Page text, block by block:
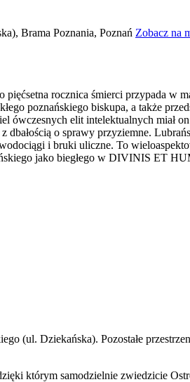
Brama Poznania, Poznań Zobacz na
rocznica śmierci przypada w
poznańskiego biskupa, a także
ówczesnych elit intelektualnych miał
o sprawy przyziemne.
i bruki uliczne. To
jako biegłego w DIVINIS ET
(ul. Dziekańska). Pozostałe
którym samodzielnie zwiedzicie